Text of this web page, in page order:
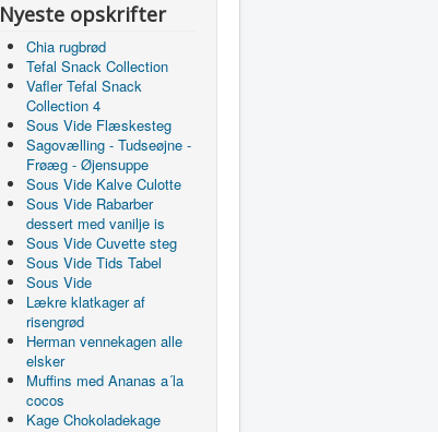
Nyeste opskrifter
Chia rugbrød
Tefal Snack Collection
Vafler Tefal Snack
Collection 4
Sous Vide Flæskesteg
Sagovælling - Tudseøjne -
Frøæg - Øjensuppe
Sous Vide Kalve Culotte
Sous Vide Rabarber
dessert med vanilje is
Sous Vide Cuvette steg
Sous Vide Tids Tabel
Sous Vide
Lækre klatkager af
risengrød
Herman vennekagen alle
elsker
Muffins med Ananas a´la
cocos
Kage Chokoladekage